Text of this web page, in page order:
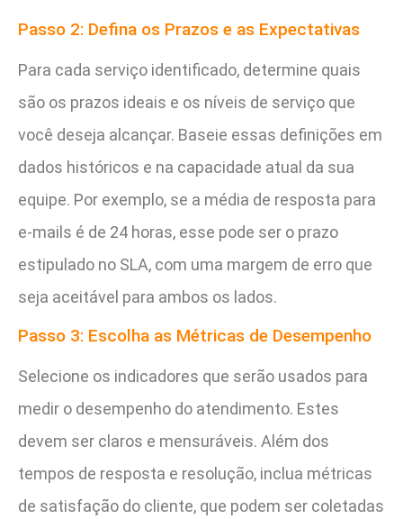
Passo 2: Defina os Prazos e as Expectativas
Para cada serviço identificado, determine quais
são os prazos ideais e os níveis de serviço que
você deseja alcançar. Baseie essas definições em
dados históricos e na capacidade atual da sua
equipe. Por exemplo, se a média de resposta para
e-mails é de 24 horas, esse pode ser o prazo
estipulado no SLA, com uma margem de erro que
seja aceitável para ambos os lados.
Passo 3: Escolha as Métricas de Desempenho
Selecione os indicadores que serão usados para
medir o desempenho do atendimento. Estes
devem ser claros e mensuráveis. Além dos
tempos de resposta e resolução, inclua métricas
de satisfação do cliente, que podem ser coletadas